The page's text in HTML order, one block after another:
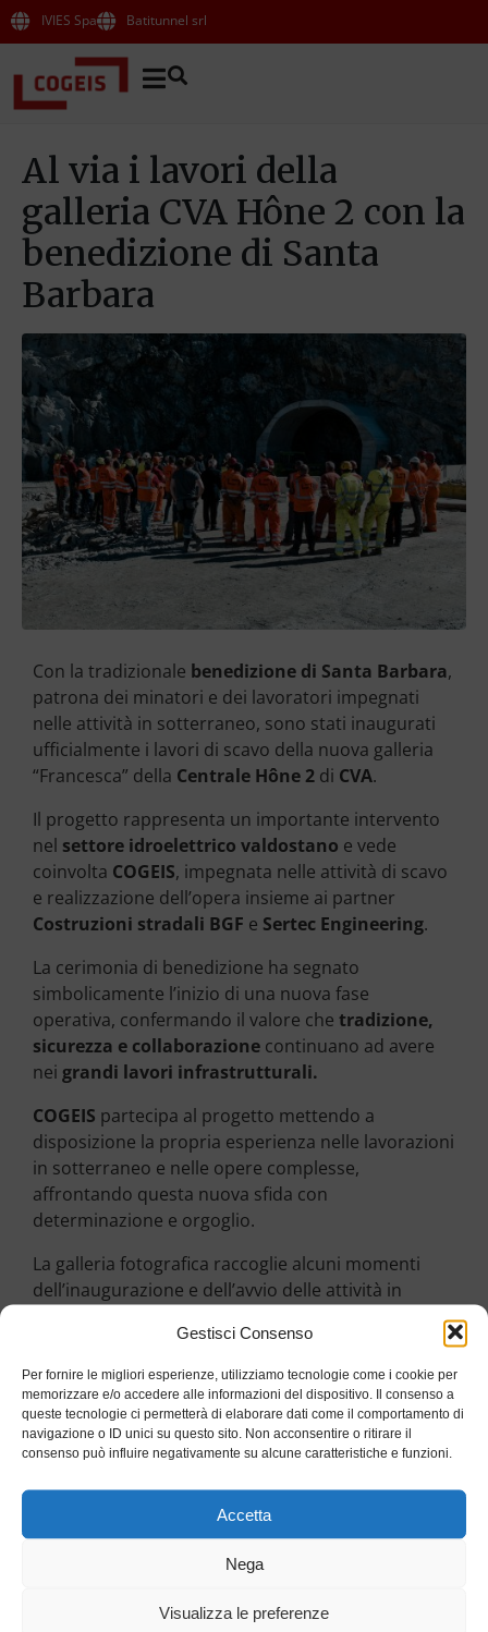
Gestisci Consenso
Per fornire le migliori esperienze, utilizziamo tecnologie come i cookie per
memorizzare e/o accedere alle informazioni del dispositivo. Il consenso a
queste tecnologie ci permetterà di elaborare dati come il comportamento di
navigazione o ID unici su questo sito. Non acconsentire o ritirare il
consenso può influire negativamente su alcune caratteristiche e funzioni.
Accetta
Nega
Visualizza le preferenze
IVIES Spa Batitunnel srl
Al via i lavori della
galleria CVA Hône 2 con la
benedizione di Santa
Barbara
Con la tradizionale benedizione di Santa Barbara,
patrona dei minatori e dei lavoratori impegnati
nelle attività in sotterraneo, sono stati inaugurati
ufficialmente i lavori di scavo della nuova galleria
“Francesca” della Centrale Hône 2 di CVA.
Il progetto rappresenta un importante intervento
nel settore idroelettrico valdostano e vede
coinvolta COGEIS, impegnata nelle attività di scavo
e realizzazione dell’opera insieme ai partner
Costruzioni stradali BGF e Sertec Engineering.
La cerimonia di benedizione ha segnato
simbolicamente l’inizio di una nuova fase
operativa, confermando il valore che tradizione,
sicurezza e collaborazione continuano ad avere
nei grandi lavori infrastrutturali.
COGEIS partecipa al progetto mettendo a
disposizione la propria esperienza nelle lavorazioni
in sotterraneo e nelle opere complesse,
affrontando questa nuova sfida con
determinazione e orgoglio.
La galleria fotografica raccoglie alcuni momenti
dell’inaugurazione e dell’avvio delle attività in
Benedizione Santa Barbara BGF Cantiere
Energia idroelettrica
Galleria idroelettrica Hône 2 Infrastrutture
Scavo galleria